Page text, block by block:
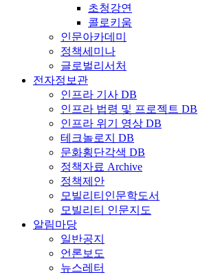
초청강연
콜로키움
인문아카데미
정책세미나
글로벌리서처
전자정보관
인프라 기사 DB
인프라 법령 및 프로젝트 DB
인프라 위기 영상 DB
테크놀로지 DB
문화횡단각색 DB
정책자료 Archive
정책제안
모빌리티인문학도서
모빌리티 인문지도
알림마당
일반공지
언론보도
뉴스레터